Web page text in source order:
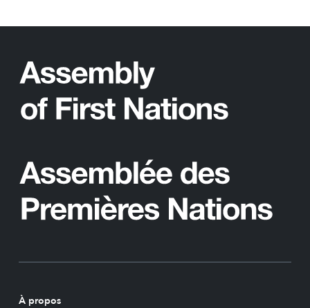
À propos